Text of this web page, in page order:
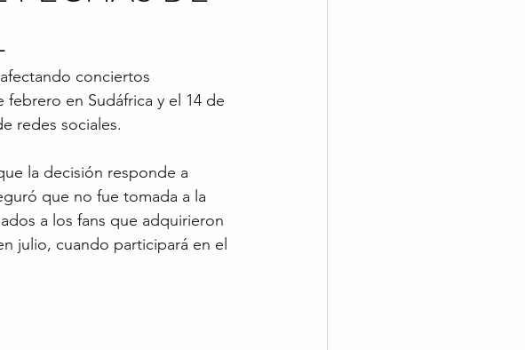
conciertos
en Sudáfrica y el 14 de
redes sociales.
la decisión responde a
que no fue tomada a la
a los fans que adquirieron
julio, cuando participará en el